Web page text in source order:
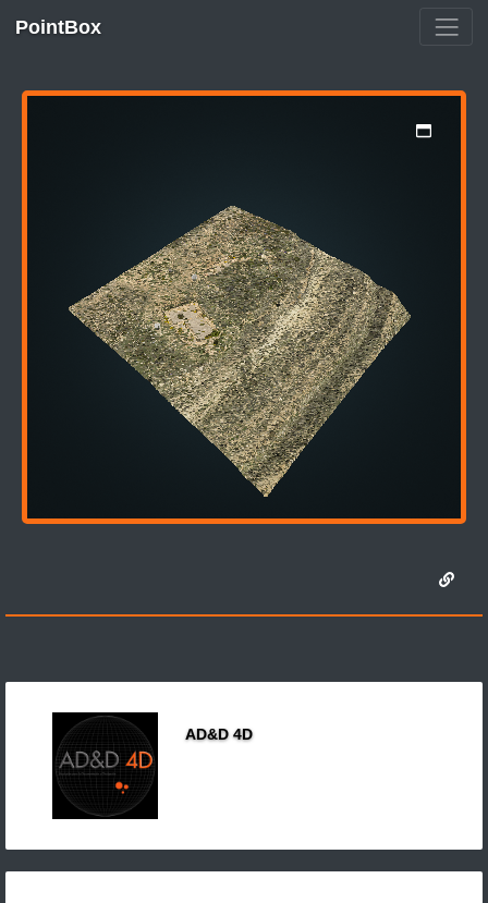
PointBox
AD&D 4D